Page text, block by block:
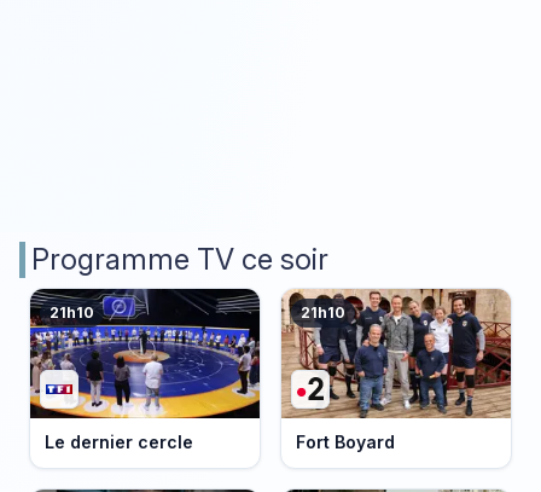
Programme TV ce soir
21h10
Le dernier cercle
21h10
Fort Boyard